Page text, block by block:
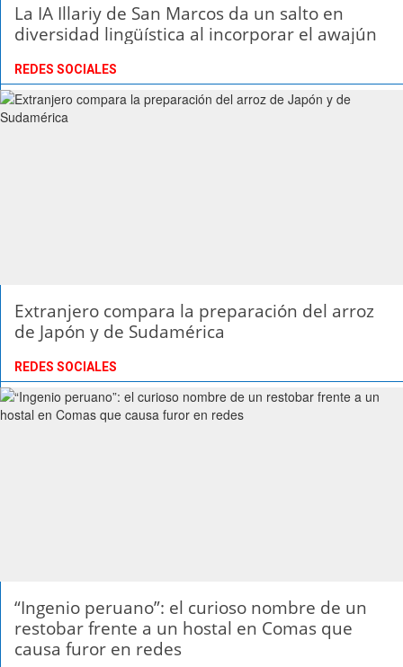
La IA Illariy de San Marcos da un salto en
diversidad lingüística al incorporar el awajún
REDES SOCIALES
Extranjero compara la preparación del arroz
de Japón y de Sudamérica
REDES SOCIALES
“Ingenio peruano”: el curioso nombre de un
restobar frente a un hostal en Comas que
causa furor en redes